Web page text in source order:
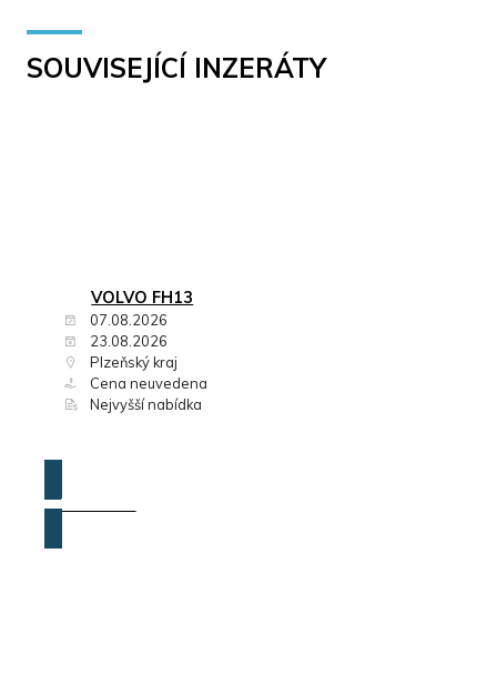
SOUVISEJÍCÍ INZERÁTY
VOLVO FH13
07.08.2026
23.08.2026
Plzeňský kraj
Cena neuvedena
Nejvyšší nabídka
ZOBRAZIT